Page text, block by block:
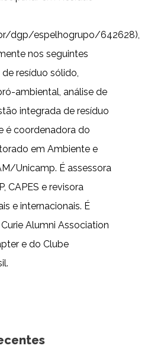
dgp/espelhogrupo/642628),
nos seguintes
resíduo sólido,
ambiental, análise de
integrada de resíduo
é coordenadora do
em Ambiente e
Unicamp. É assessora
CAPES e revisora
e internacionais. É
Alumni Association
e do Clube